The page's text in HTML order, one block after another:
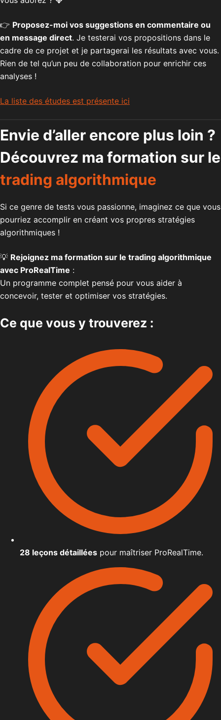
👉 Proposez-moi vos suggestions en commentaire ou
en message direct. Je testerai vos propositions dans le
cadre de ce projet et je partagerai les résultats avec vous.
Rien de tel qu’un peu de collaboration pour enrichir ces
analyses !
La liste des études est présente ici
Envie d’aller encore plus loin ?
Découvrez ma formation sur le
trading algorithmique
Si ce genre de tests vous passionne, imaginez ce que vous
pourriez accomplir en créant vos propres stratégies
algorithmiques !
💡 Rejoignez ma formation sur le trading algorithmique
avec ProRealTime :
Un programme complet pensé pour vous aider à
concevoir, tester et optimiser vos stratégies.
Ce que vous y trouverez :
28 leçons détaillées pour maîtriser ProRealTime.